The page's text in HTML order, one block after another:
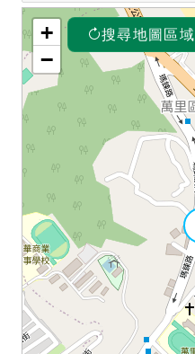
搜尋地圖區域
+
−